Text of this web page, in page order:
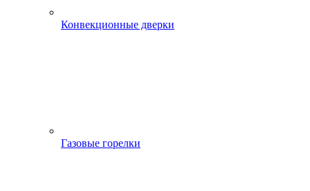
Конвекционные дверки
Газовые горелки